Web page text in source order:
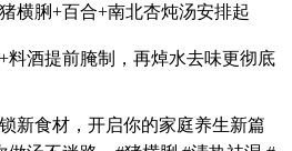
横脷+百合+南北杏炖汤安排起
料酒提前腌制，再焯水去味更彻底
新食材，开启你的家庭养生新篇